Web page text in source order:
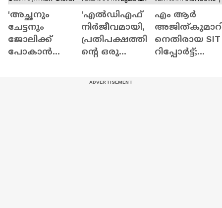
'അച്ഛനും
ചേട്ടനും
ജോലിക്ക്
പോകാൻ
'എൽഡിഎഫ്
നിർജീവമായി,
പ്രതിപക്ഷത്തി
ന്റെ ഒരു
എം ആർ
നെതിരായ SIT
റിപ്പോർട്ട്;